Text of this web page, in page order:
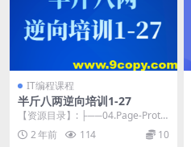
IT编程课程
半斤八两逆向培训1-27
【资源目录】: ├──04.Page-Prote
ct-断点 | ├──访问断点 ...
2 年前 114 10